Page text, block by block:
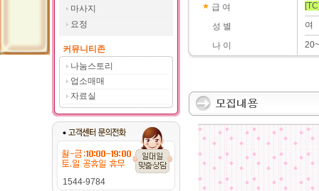
마사지
요정
커뮤니티존
나눔스토리
업소매매
자료실
1544-9784
급 여
성 별
나 이
여